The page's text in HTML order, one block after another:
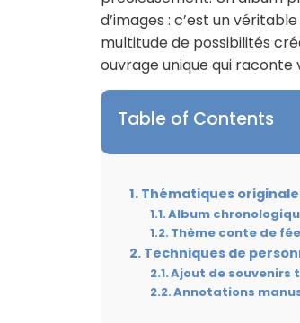
d’images : c’est un
multitude de possibilités
ouvrage unique qui
Table of Contents
Thématiques
Album
Thème conte de
Techniques de
Ajout de
Annotations